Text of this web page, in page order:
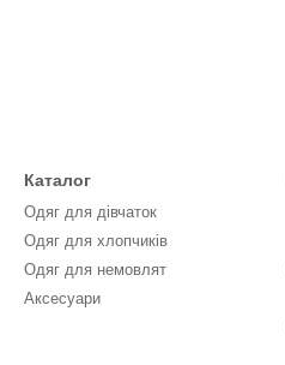
Каталог
Одяг для дівчаток
Одяг для хлопчиків
Одяг для немовлят
Аксесуари